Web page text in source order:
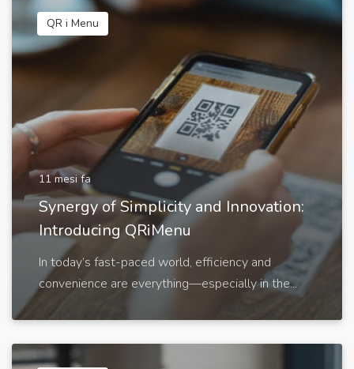
QR i Menu
11 mesi fa
Synergy of Simplicity and Innovation:
Introducing QRiMenu
In today’s fast-paced world, efficiency and
convenience are everything—especially in the...